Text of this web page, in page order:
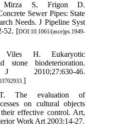
S, Frigon D.
Sewer Pipes: State
Needs. J Pipeline Syst
52. [DOI:10.1061/(asce)ps.1949-
H. Eukaryotic
stone biodeterioration.
2010;27:630-46.
]
The evaluation of
on cultural objects
effective control. Art,
Work Art 2003:14-27.